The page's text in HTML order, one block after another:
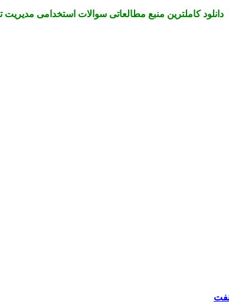
دانلود کاملترین منبع مطالعاتی سوالات استخدامی